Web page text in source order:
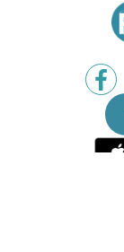
財經｜博
中國電動工程
情，擬全球發